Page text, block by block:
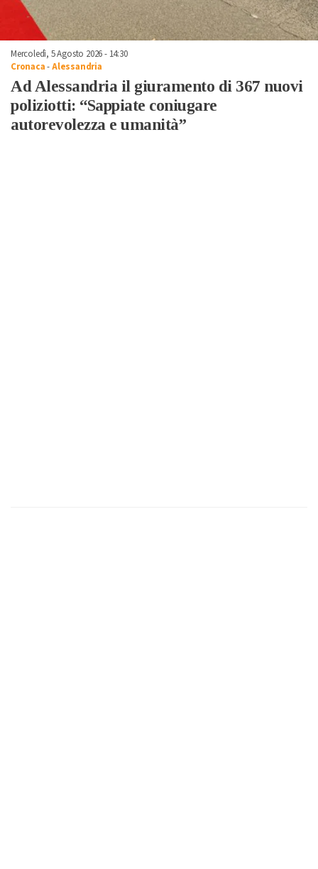
Mercoledì, 5 Agosto 2026 - 14:30
Cronaca-Alessandria
Ad Alessandria il giuramento di 367 nuovi
poliziotti: “Sappiate coniugare
autorevolezza e umanità”